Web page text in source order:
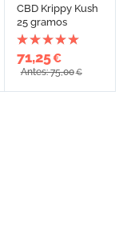
CBD Krippy Kush
25 gramos
71,25€
Antes: 75,00€